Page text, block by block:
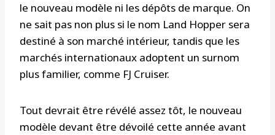
le nouveau modèle ni les dépôts de marque. On
ne sait pas non plus si le nom Land Hopper sera
destiné à son marché intérieur, tandis que les
marchés internationaux adoptent un surnom
plus familier, comme FJ Cruiser.
Tout devrait être révélé assez tôt, le nouveau
modèle devant être dévoilé cette année avant